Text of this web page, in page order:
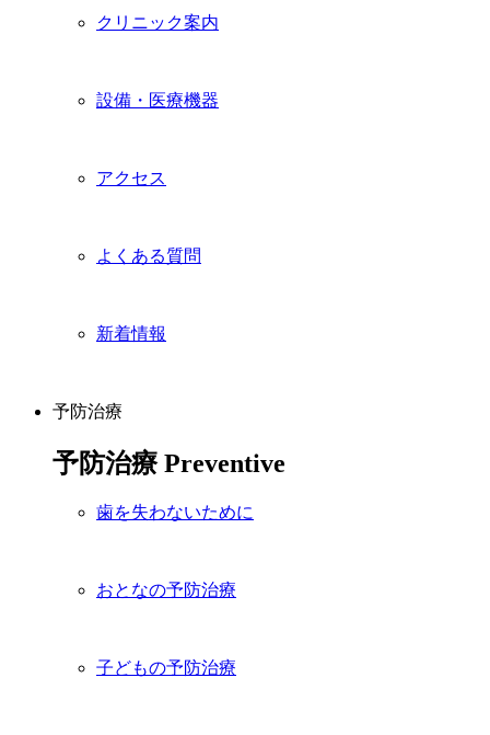
クリニック案内
設備・医療機器
アクセス
よくある質問
新着情報
予防治療
予防治療 Preventive
歯を失わないために
おとなの予防治療
子どもの予防治療